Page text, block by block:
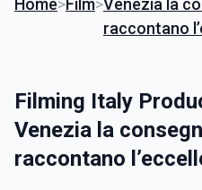
Home>Film>Venezia la
raccontano
Filming Italy
Venezia la
raccontano